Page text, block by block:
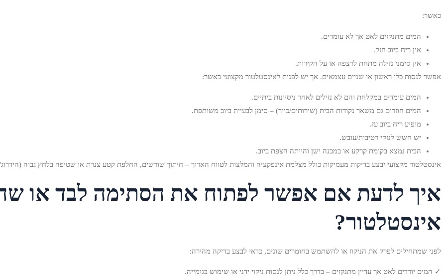
כאשר:
המים מתנקזים לאט אך לא עומדים.
אין ריח ביוב חזק.
אין סימני נזילה מתחת לרצפה או על הקירות.
אפשר לנסות כלי ראשון או שניים עצמאים. אך יש לפנות לאינסטלטור מקצועי כאשר:
המים עומדים במקלחת והם לא נזילים לאחר ניסיונות ביתיים.
המים חוזרים גם משאר נקודות הבית (שירותים/כיור) – סימן לבעיית ביוב משותפת.
מופיע ריח ביוב עז.
יש חשש לנזקי רטיבות/עובש.
הבית נמצא בקומת קרקע או במבנה ישן והייתה הצפת ביוב.
אינסטלטור מקצועי יבצע בדיקות מעמיקות כולל מצלמת אינפקציה והמלצות לטווח הארוך – חיתוך שורשים, החלפת קטע צנרת או שטיפה בלחץ גבוה
איך לדעת אם אפשר לפתוח את הסתימה לבד או
אינסטלטור?
לפני שמתחילים לפרק את הניקוז או להשתמש בחומרים שונים, כדאי לבצע בדיקה מהירה:
✓ המים יורדים לאט אך עדיין מתנקזים – בדרך כלל ניתן לנסות ניקוי ידני או שימוש בגומייה.